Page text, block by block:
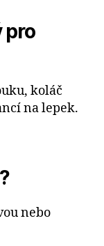
pro
koláč
na lepek.
nebo